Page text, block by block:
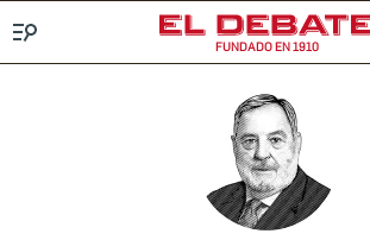
FUNDADO EN 1910